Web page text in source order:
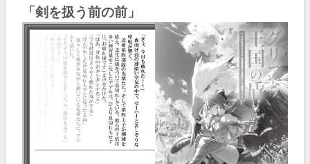
「剣を扱う前の前」